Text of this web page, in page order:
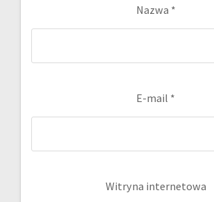
Nazwa *
E-mail *
Witryna internetowa